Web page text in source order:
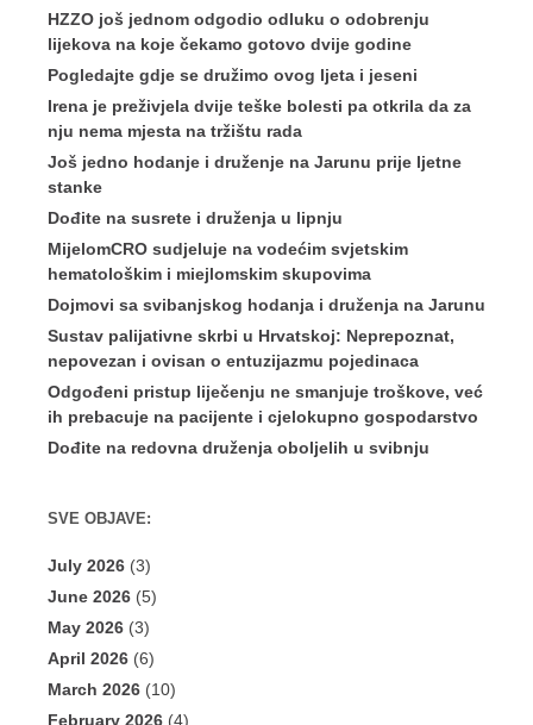
HZZO još jednom odgodio odluku o odobrenju
lijekova na koje čekamo gotovo dvije godine
Pogledajte gdje se družimo ovog ljeta i jeseni
Irena je preživjela dvije teške bolesti pa otkrila da za
nju nema mjesta na tržištu rada
Još jedno hodanje i druženje na Jarunu prije ljetne
stanke
Dođite na susrete i druženja u lipnju
MijelomCRO sudjeluje na vodećim svjetskim
hematološkim i miejlomskim skupovima
Dojmovi sa svibanjskog hodanja i druženja na Jarunu
Sustav palijativne skrbi u Hrvatskoj: Neprepoznat,
nepovezan i ovisan o entuzijazmu pojedinaca
Odgođeni pristup liječenju ne smanjuje troškove, već
ih prebacuje na pacijente i cjelokupno gospodarstvo
Dođite na redovna druženja oboljelih u svibnju
SVE OBJAVE:
July 2026 (3)
June 2026 (5)
May 2026 (3)
April 2026 (6)
March 2026 (10)
February 2026 (4)